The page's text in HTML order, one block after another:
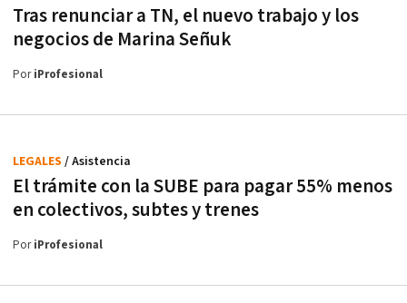
Tras renunciar a TN, el nuevo trabajo y los
negocios de Marina Señuk
PoriProfesional
El trámite con la SUBE para pagar 55% menos
en colectivos, subtes y trenes
LEGALES / Asistencia
PoriProfesional